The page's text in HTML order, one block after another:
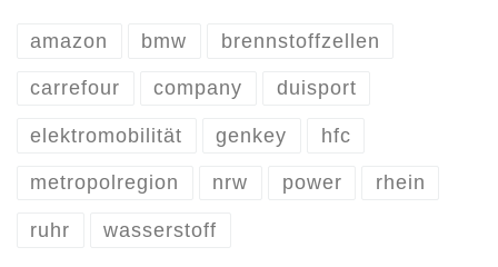
amazon bmw brennstoffzellen
carrefour company duisport
elektromobilität genkey hfc
metropolregion nrw power rhein
ruhr wasserstoff